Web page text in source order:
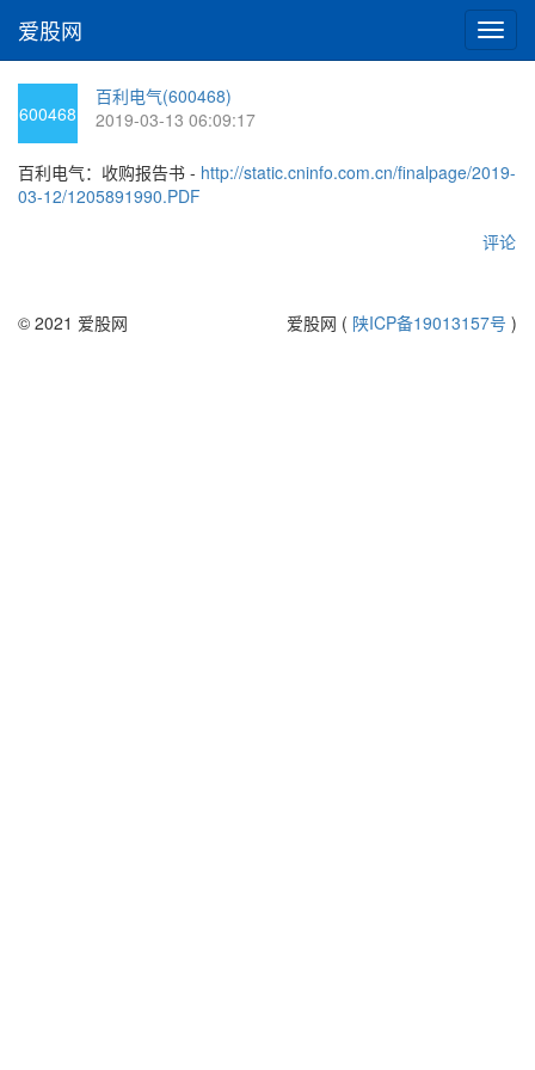
切
换
爱股网
600468
百利电气(600468)
2019-03-13 06:09:17
百利电气：收购报告书 - http://static.cninfo.com.cn/finalpage/2019-
03-12/1205891990.PDF
评论
© 2021 爱股网 爱股网 ( 陕ICP备19013157号 )